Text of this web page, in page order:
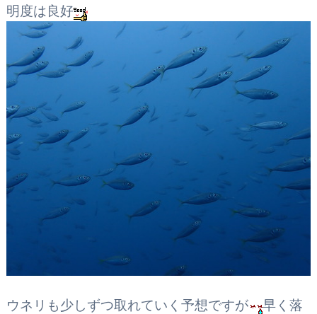
明度は良好
ウネリも少しずつ取れていく予想ですが
早く落